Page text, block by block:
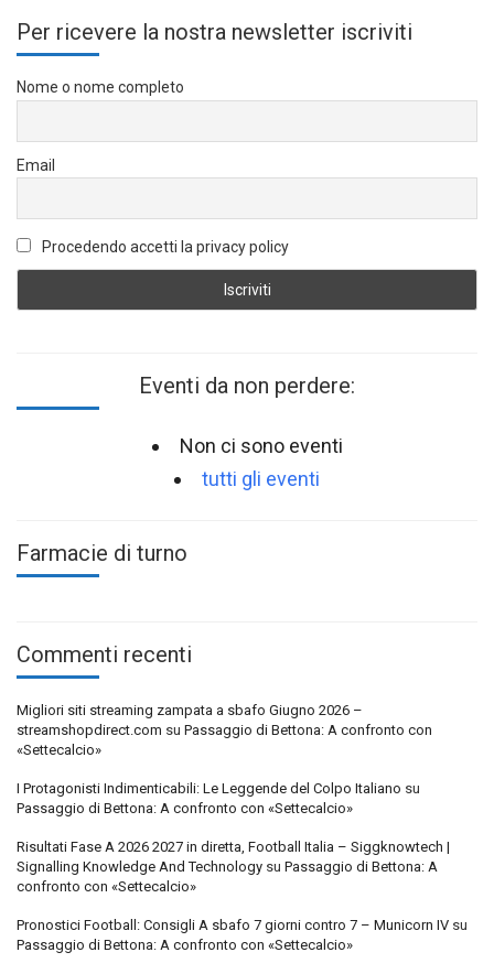
Per ricevere la nostra newsletter iscriviti
Nome o nome completo
Email
Procedendo accetti la privacy policy
Eventi da non perdere:
Non ci sono eventi
tutti gli eventi
Farmacie di turno
Commenti recenti
Migliori siti streaming zampata a sbafo Giugno 2026 –
streamshopdirect.com su Passaggio di Bettona: A confronto con
«Settecalcio»
I Protagonisti Indimenticabili: Le Leggende del Colpo Italiano su
Passaggio di Bettona: A confronto con «Settecalcio»
Risultati Fase A 2026 2027 in diretta, Football Italia – Siggknowtech |
Signalling Knowledge And Technology su Passaggio di Bettona: A
confronto con «Settecalcio»
Pronostici Football: Consigli A sbafo 7 giorni contro 7 – Municorn IV su
Passaggio di Bettona: A confronto con «Settecalcio»